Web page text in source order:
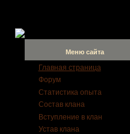
Меню сайта
Главная страница
Форум
Статистика опыта
Состав клана
Вступление в клан
Устав клана